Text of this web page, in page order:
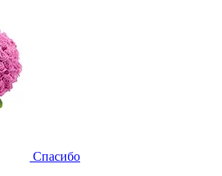
Спасибо